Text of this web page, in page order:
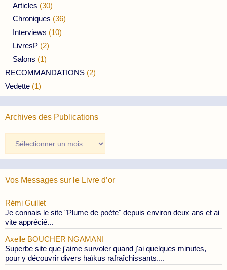
Articles (30)
Chroniques (36)
Interviews (10)
LivresP (2)
Salons (1)
RECOMMANDATIONS (2)
Vedette (1)
Archives des Publications
des
Publications
Vos Messages sur le Livre d’or
Rémi Guillet
Je connais le site "Plume de poète" depuis environ deux ans et ai
vite apprécié...
Axelle BOUCHER NGAMANI
Superbe site que j'aime survoler quand j'ai quelques minutes,
pour y découvrir divers haïkus rafraîchissants....